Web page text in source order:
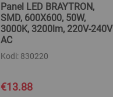
Panel LED BRAYTRON,
SMD, 600X600, 50W,
3000K, 3200lm, 220V-240V
AC
Kodi: 830220
€13.88